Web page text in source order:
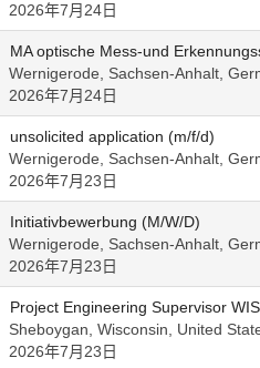
2026年7月24日
MA optische Mess-und
Wernigerode, Sachsen-Anhalt,
2026年7月24日
unsolicited application (m/f/d)
Wernigerode, Sachsen-Anhalt,
2026年7月23日
Initiativbewerbung (M/W/D)
Wernigerode, Sachsen-Anhalt,
2026年7月23日
Project Engineering Supervisor WIS
Sheboygan, Wisconsin, United
2026年7月23日